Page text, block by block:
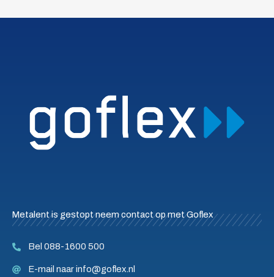
Metalent is gestopt neem contact op met Goflex
Bel 088-1600 500
E-mail naar info@goflex.nl